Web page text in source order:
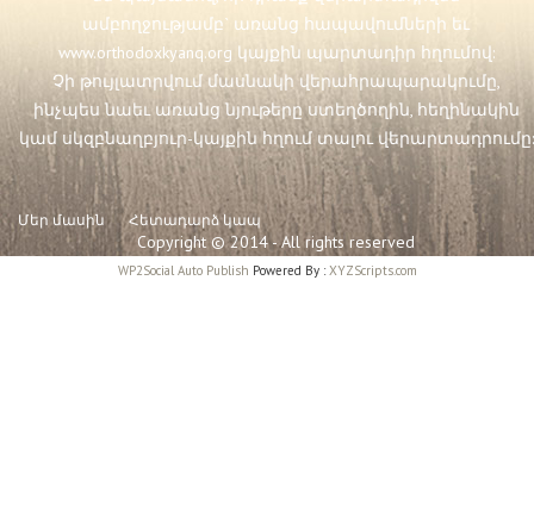
ամբողջությամբ` առանց հապավումների եւ
www.orthodoxkyanq.org կայքին պարտադիր հղումով:
Չի թույլատրվում մասնակի վերահրապարակումը,
ինչպես նաեւ առանց նյութերը ստեղծողին, հեղինակին
կամ սկզբնաղբյուր-կայքին հղում տալու վերարտադրումը:
Մեր մասին Հետադարձ կապ
Copyright © 2014 - All rights reserved
WP2Social Auto Publish Powered By :XYZScripts.com